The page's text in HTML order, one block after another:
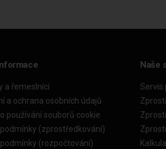
a řemeslníci
a ochrana osobních údajů
používání souborů cookie
(zprostředkování)
(rozpočtování)
Naše
Servis